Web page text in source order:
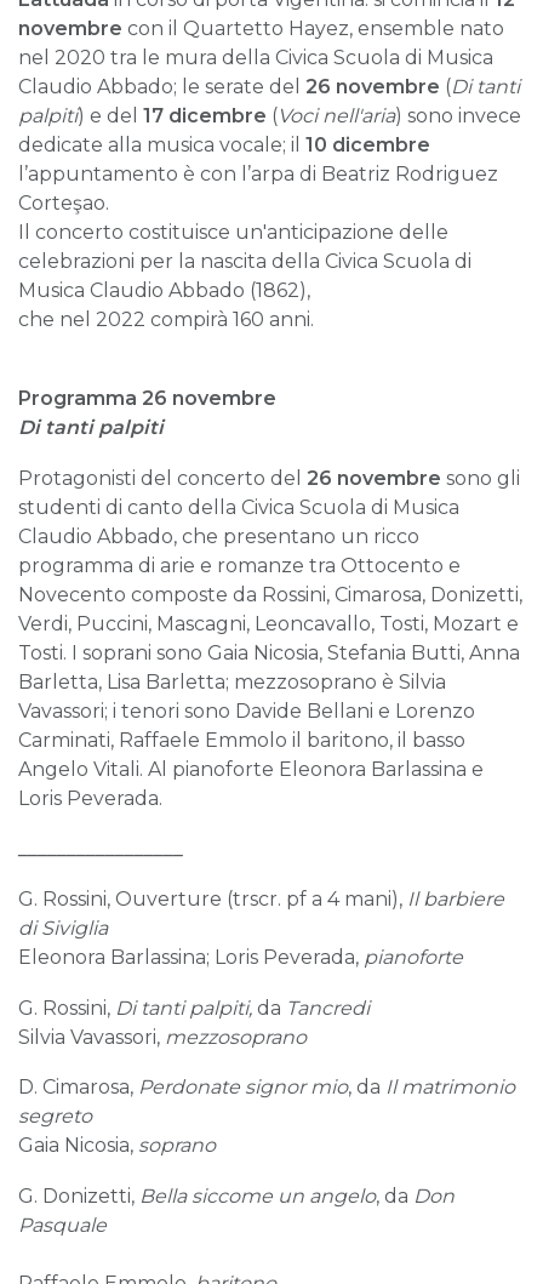
novembre con il Quartetto Hayez, ensemble nato
nel 2020 tra le mura della Civica Scuola di Musica
Claudio Abbado; le serate del 26 novembre (Di tanti
palpiti) e del 17 dicembre (Voci nell'aria) sono invece
dedicate alla musica vocale; il 10 dicembre
l’appuntamento è con l’arpa di Beatriz Rodriguez
Corteşao.
Il concerto costituisce un'anticipazione delle
celebrazioni per la nascita della Civica Scuola di
Musica Claudio Abbado (1862),
che nel 2022 compirà 160 anni.
Programma 26 novembre
Di tanti palpiti
Protagonisti del concerto del 26 novembre sono gli
studenti di canto della Civica Scuola di Musica
Claudio Abbado, che presentano un ricco
programma di arie e romanze tra Ottocento e
Novecento composte da Rossini, Cimarosa, Donizetti,
Verdi, Puccini, Mascagni, Leoncavallo, Tosti, Mozart e
Tosti. I soprani sono Gaia Nicosia, Stefania Butti, Anna
Barletta, Lisa Barletta; mezzosoprano è Silvia
Vavassori; i tenori sono Davide Bellani e Lorenzo
Carminati, Raffaele Emmolo il baritono, il basso
Angelo Vitali. Al pianoforte Eleonora Barlassina e
Loris Peverada.
G. Rossini, Ouverture (trscr. pf a 4 mani), Il barbiere
di Siviglia
Eleonora Barlassina; Loris Peverada, pianoforte
G. Rossini, Di tanti palpiti, da Tancredi
Silvia Vavassori, mezzosoprano
D. Cimarosa, Perdonate signor mio, da Il matrimonio
segreto
Gaia Nicosia, soprano
G. Donizetti, Bella siccome un angelo, da Don
Pasquale